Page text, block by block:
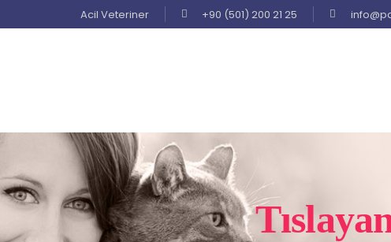
Acil Veteriner +90 (501) 200 21 25